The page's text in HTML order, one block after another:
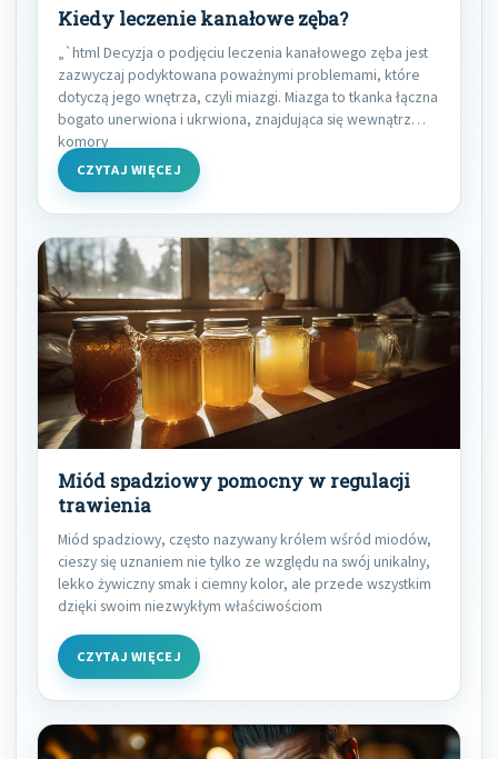
Kiedy leczenie kanałowe zęba?
„`html Decyzja o podjęciu leczenia kanałowego zęba jest
zazwyczaj podyktowana poważnymi problemami, które
dotyczą jego wnętrza, czyli miazgi. Miazga to tkanka łączna
bogato unerwiona i ukrwiona, znajdująca się wewnątrz
komory
CZYTAJ WIĘCEJ
Miód spadziowy pomocny w regulacji
trawienia
Miód spadziowy, często nazywany królem wśród miodów,
cieszy się uznaniem nie tylko ze względu na swój unikalny,
lekko żywiczny smak i ciemny kolor, ale przede wszystkim
dzięki swoim niezwykłym właściwościom
CZYTAJ WIĘCEJ